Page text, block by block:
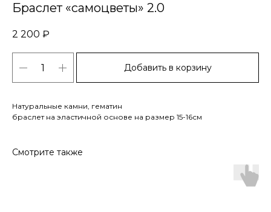
Браслет «самоцветы» 2.0
2 200 ₽
Добавить в корзину
Натуральные камни, гематин
браслет на эластичной основе на размер 15-16см
Смотрите также